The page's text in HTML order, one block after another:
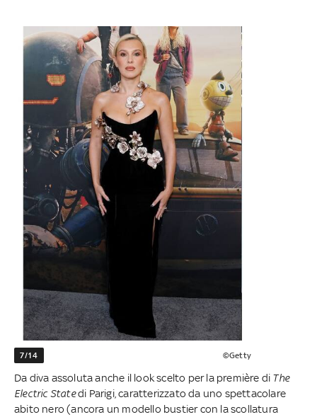
7/14 ©Getty
Da diva assoluta anche il look scelto per la première di The
Electric Statedi Parigi, caratterizzato da uno spettacolare
abito nero (ancora un modello bustier con la scollatura